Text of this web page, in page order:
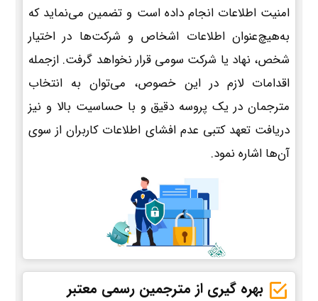
امنیت اطلاعات انجام داده است و تضمین می‌نماید که
به‌هیچ‌عنوان اطلاعات اشخاص و شرکت‌ها در اختیار
شخص، نهاد یا شرکت سومی قرار نخواهد گرفت. ازجمله
اقدامات لازم در این خصوص، می‌توان به انتخاب
مترجمان در یک پروسه دقیق و با حساسیت بالا و نیز
دریافت تعهد کتبی عدم افشای اطلاعات کاربران از سوی
آن‌ها اشاره نمود.
بهره گیری از مترجمین رسمی معتبر